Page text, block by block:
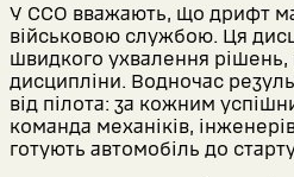
У ССО вважають, що дрифт
військовою службою. Ця
швидкого ухвалення рішень,
дисципліни. Водночас
від пілота: за кожним
команда механіків,
готують автомобіль до